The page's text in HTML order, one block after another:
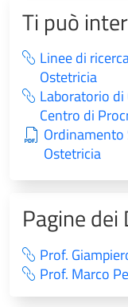
Ti può
Linee di
Ostetricia
Laboratorio di
Centro di
Ordinamento
Ostetricia
Pagine dei
Prof.
Prof. Marco